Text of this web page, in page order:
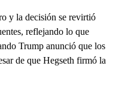
y la decisión se revirtió
reflejando lo que
Trump anunció que los
de que Hegseth firmó la